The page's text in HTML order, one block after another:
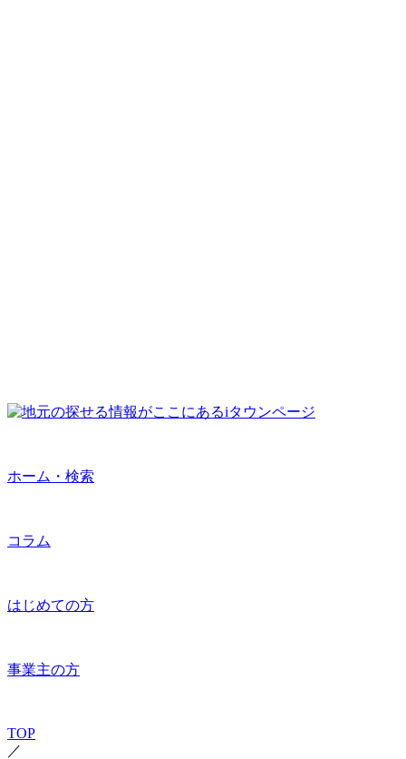
ホーム・検索
コラム
はじめての方
事業主の方
TOP
／